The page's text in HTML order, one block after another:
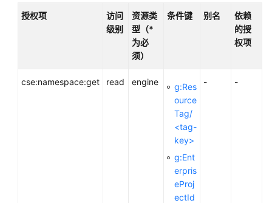
门
南
授权项
访问
级别
资源类
型（*
为必
须）
条件键 别名
依赖
的授
权项
cse:namespace:get read engine
g:Res
ource
Tag/
<tag-
key>
g:Ent
erpris
eProj
ectId
- -